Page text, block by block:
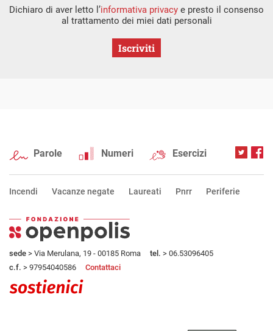
Dichiaro di aver letto l’informativa privacy e presto il consenso
al trattamento dei miei dati personali
Iscriviti
Parole Numeri Esercizi
Incendi Vacanze negate Laureati Pnrr Periferie
sede > Via Merulana, 19 - 00185 Roma tel. > 06.53096405
c.f. > 97954040586 Contattaci